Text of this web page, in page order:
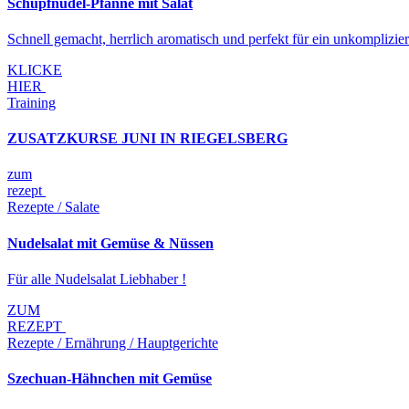
Schnell gemacht, herrlich aromatisch und perfekt für ein
KLICKE
HIER
Training
ZUSATZKURSE JUNI IN RIEGELSBERG
zum
rezept
Rezepte / Salate
Nudelsalat mit Gemüse & Nüssen
Für alle Nudelsalat Liebhaber !
ZUM
REZEPT
Rezepte / Ernährung / Hauptgerichte
Szechuan-Hähnchen mit Gemüse